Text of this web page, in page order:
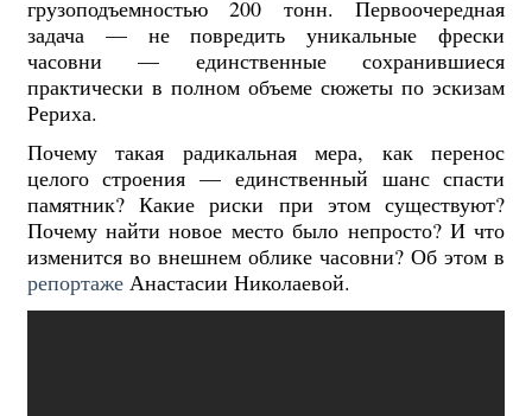
грузоподъемностью 200 тонн. Первоочередная
задача — не повредить уникальные фрески
часовни — единственные сохранившиеся
практически в полном объеме сюжеты по эскизам
Рериха.
Почему такая радикальная мера, как перенос
целого строения — единственный шанс спасти
памятник? Какие риски при этом существуют?
Почему найти новое место было непросто? И что
изменится во внешнем облике часовни? Об этом в
репортажеАнастасии Николаевой.